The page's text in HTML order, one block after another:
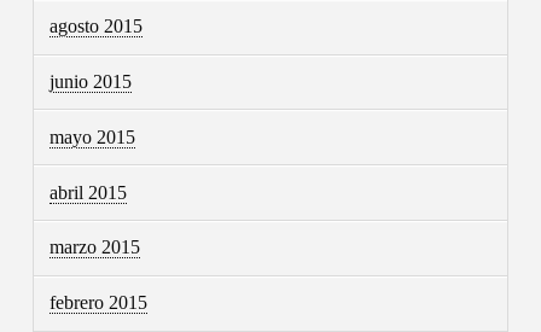
agosto 2015
junio 2015
mayo 2015
abril 2015
marzo 2015
febrero 2015